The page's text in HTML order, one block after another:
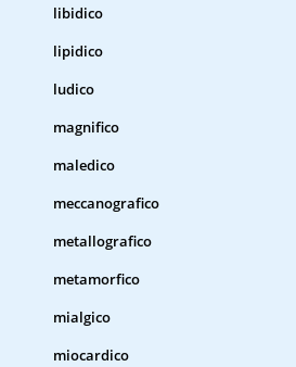
libidico
lipidico
ludico
magnifico
maledico
meccanografico
metallografico
metamorfico
mialgico
miocardico